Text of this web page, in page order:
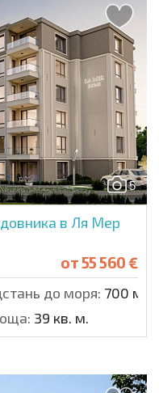
5
в Ля Мер
от55 560 €
до моря: 700 м.
39 кв. м.